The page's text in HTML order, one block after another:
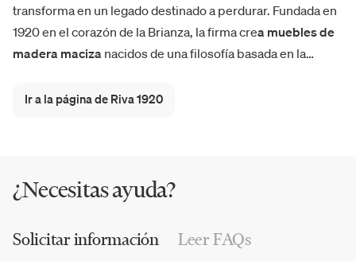
transforma en un legado destinado a perdurar. Fundada en
1920 en el corazón de la Brianza, la firma crea muebles de
madera maciza nacidos de una filosofía basada en la
Mesas, librerías, sillas, sillones, camas y complementos
Ir a la página de Riva 1920
¿Necesitas ayuda?
Solicitar información Leer FAQs